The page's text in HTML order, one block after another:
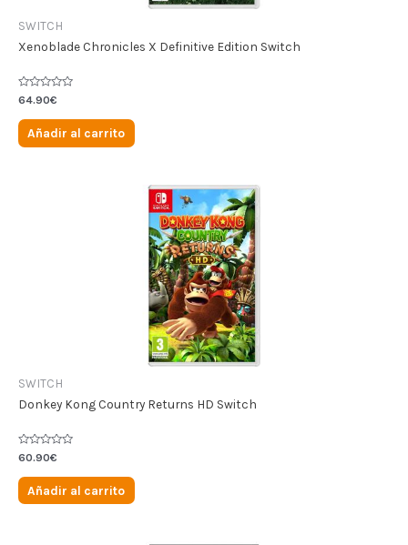
SWITCH
Xenoblade Chronicles X Definitive Edition Switch
Valorado
en
0
de
64.90€
Añadir al carrito
SWITCH
Donkey Kong Country Returns HD Switch
Valorado
en
0
de
60.90€
Añadir al carrito